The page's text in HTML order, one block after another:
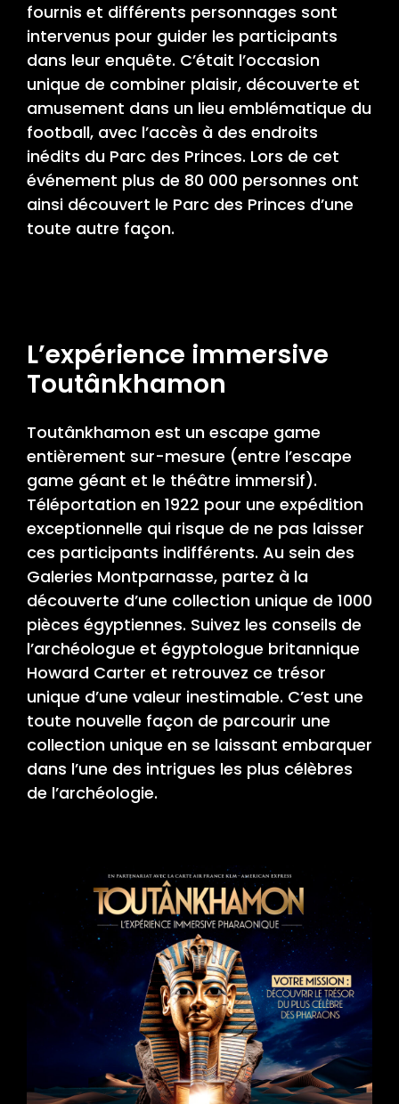
fournis et différents personnages sont
intervenus pour guider les participants
dans leur enquête. C’était l’occasion
unique de combiner plaisir, découverte et
amusement dans un lieu emblématique du
football, avec l’accès à des endroits
inédits du Parc des Princes. Lors de cet
événement plus de 80 000 personnes ont
ainsi découvert le Parc des Princes d’une
toute autre façon.
L’expérience immersive
Toutânkhamon
Toutânkhamon est un escape game
entièrement sur-mesure (entre l’escape
game géant et le théâtre immersif).
Téléportation en 1922 pour une expédition
exceptionnelle qui risque de ne pas laisser
ces participants indifférents. Au sein des
Galeries Montparnasse, partez à la
découverte d’une collection unique de 1000
pièces égyptiennes. Suivez les conseils de
l’archéologue et égyptologue britannique
Howard Carter et retrouvez ce trésor
unique d’une valeur inestimable. C’est une
toute nouvelle façon de parcourir une
collection unique en se laissant embarquer
dans l’une des intrigues les plus célèbres
de l’archéologie.